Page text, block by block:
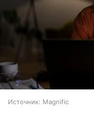
Источник: Magnific